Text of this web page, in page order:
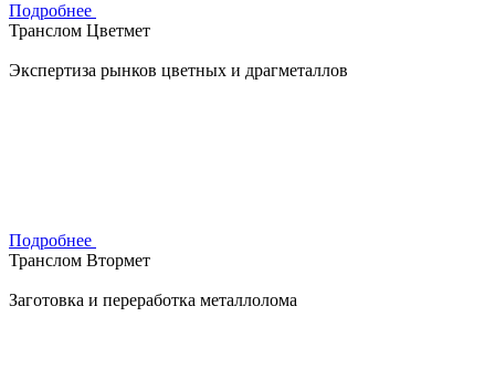
Подробнее
Транслом Цветмет
Экспертиза рынков цветных и драгметаллов
Подробнее
Транслом Втормет
Заготовка и переработка металлолома